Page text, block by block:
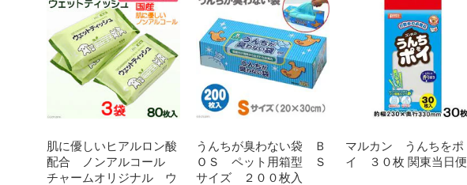
肌に優しいヒアルロン酸
配合 ノンアルコール
チャームオリジナル ウ
うんちが臭わない袋 Ｂ
ＯＳ ペット用箱型 Ｓ
サイズ ２００枚入
マルカン うんちをポ
イ ３０枚 関東当日便